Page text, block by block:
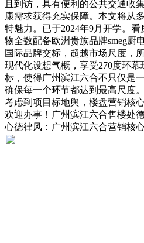
且到访，具有便利的公共交通收
康需求获得充实保障。本文将从
特魅力。已于2024年9月开学。
物全数配备欧洲贵族品牌smeg厨
国际品牌交标，超越市场尺度，
现代化设想气概，享受270度环
标，使得广州滨江六合不只仅是
确保每一个环节都达到最高尺度
考虑到项目标地舆，楼盘营销核
欢迎办事！广州滨江六合售楼处
心德律风：广州滨江六合营销核